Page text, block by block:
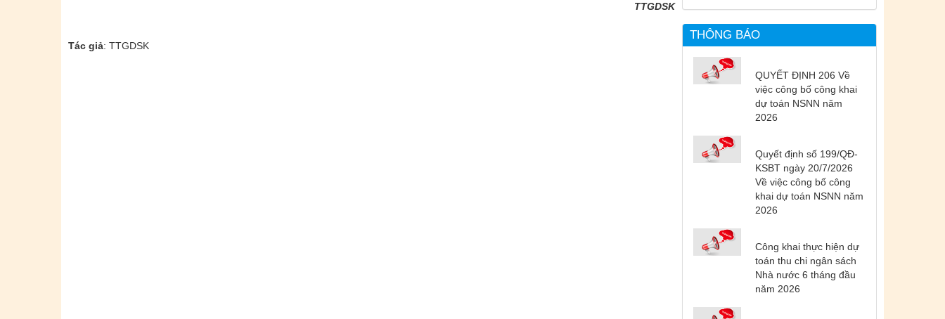
TTGDSK
Tác giả: TTGDSK
THÔNG BÁO
QUYẾT ĐỊNH 206 Về
việc công bố công khai
dự toán NSNN năm
2026
Quyết định số 199/QĐ-
KSBT ngày 20/7/2026
Về việc công bố công
khai dự toán NSNN năm
2026
Công khai thực hiện dự
toán thu chi ngân sách
Nhà nước 6 tháng đầu
năm 2026